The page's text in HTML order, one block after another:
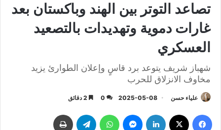
تصاعد التوتر بين الهند وباكستان بعد
غارات دموية وتهديدات بالتصعيد
العسكري
شهباز شريف يتوعد برد قاسٍ وإعلان الطوارئ يزيد
مخاوف الانزلاق للحرب
علياء حسن 2025-05-08
0